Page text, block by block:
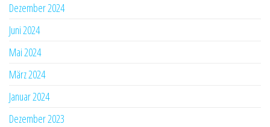
Dezember 2024
Juni 2024
Mai 2024
März 2024
Januar 2024
Dezember 2023